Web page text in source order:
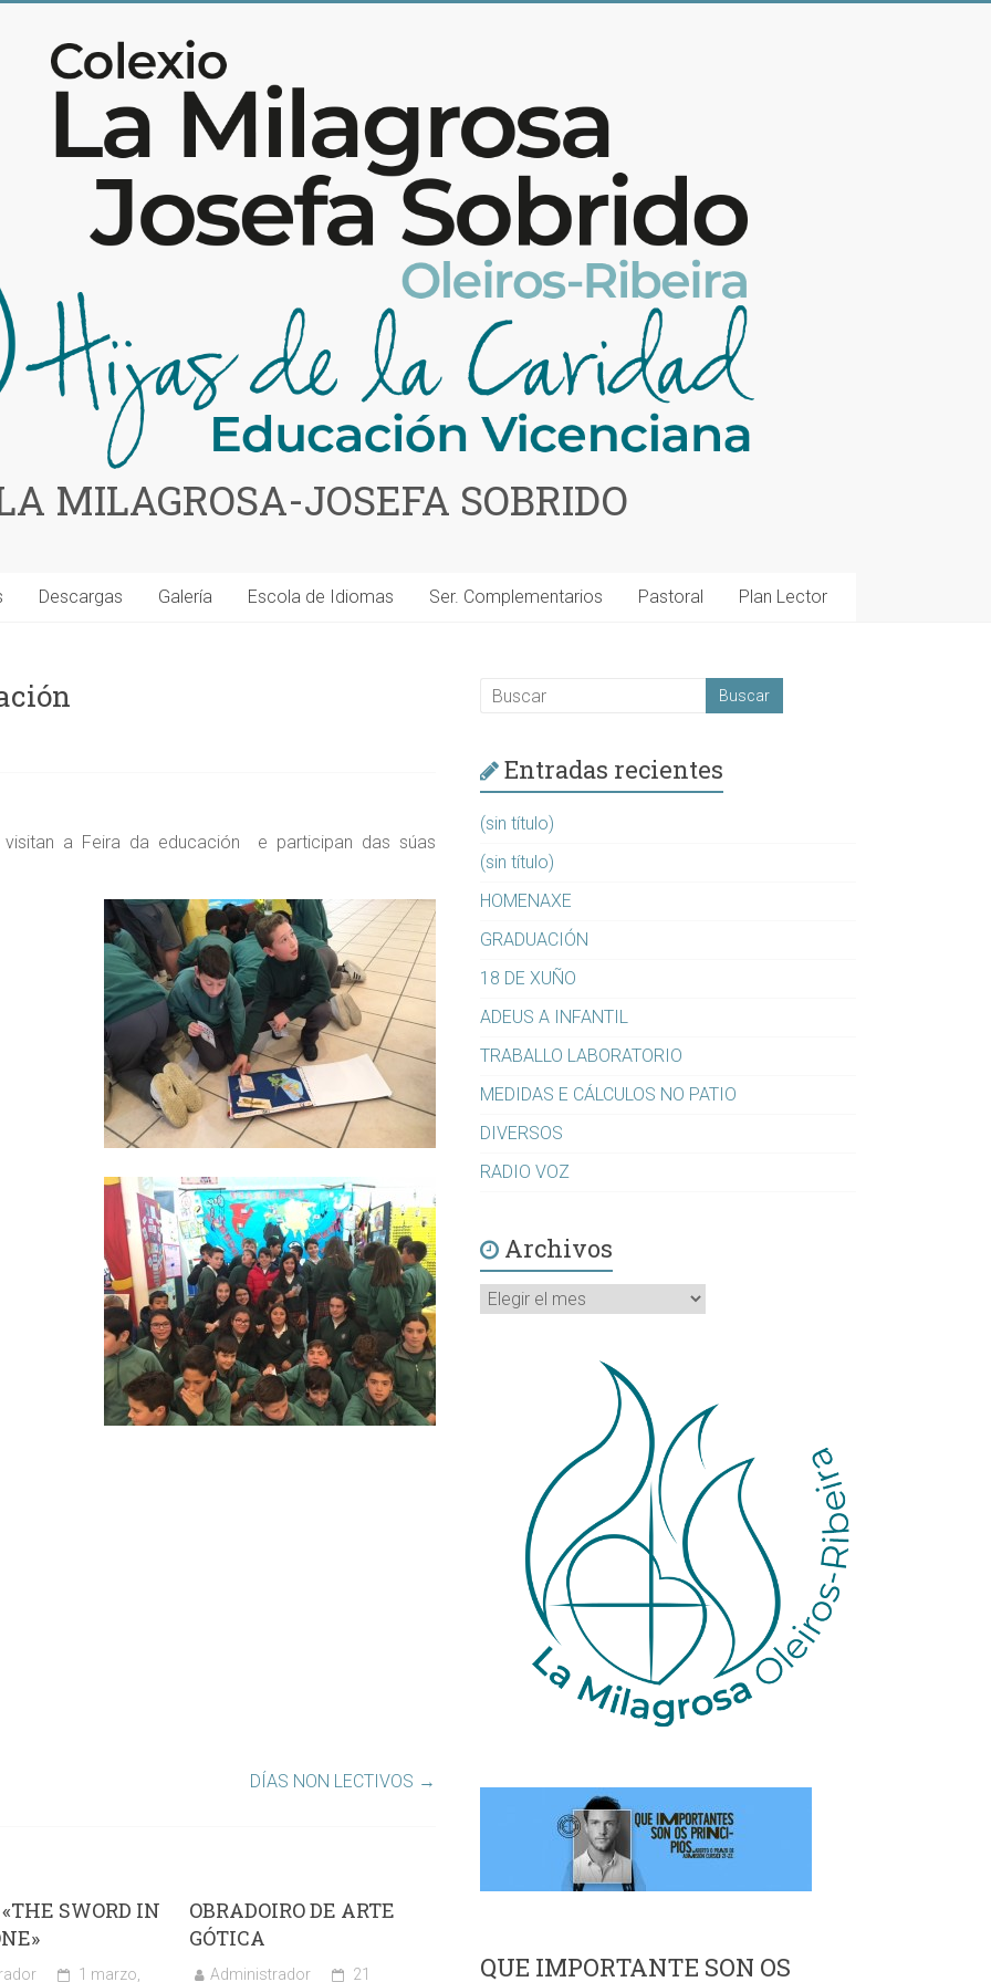
MILAGROSA-JOSEFA SOBRIDO
Descargas Galería Escola de Idiomas Ser. Complementarios Pastoral Plan Lector
a Feira da educación e participan das súas
DÍAS NON LECTIVOS →
SWORD IN
1 marzo,
OBRADOIRO DE ARTE
GÓTICA
Administrador
21
Entradas recientes
(sin título)
(sin título)
HOMENAXE
GRADUACIÓN
18 DE XUÑO
ADEUS A INFANTIL
TRABALLO LABORATORIO
MEDIDAS E CÁLCULOS NO PATIO
DIVERSOS
RADIO VOZ
Archivos
Archivos
QUE IMPORTANTE SON OS